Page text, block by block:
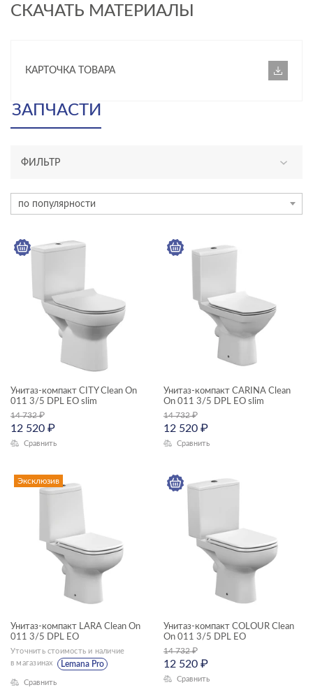
СКАЧАТЬ МАТЕРИАЛЫ
КАРТОЧКА ТОВАРА
ЗАПЧАСТИ
ФИЛЬТР
новинка
унитазы, биде, писсуары
ТИП ПРОДУКТА
унитазы-компакты
ЦЕНА, ₽
ГАБАРИТЫ
Высота, см
ЦВЕТ
по популярности
Унитаз-компакт CITY Clean On
011 3/5 DPL EO slim
14 732₽
12 520 ₽
Сравнить
Унитаз-компакт CARINA Clean
On 011 3/5 DPL EO slim
14 732₽
12 520 ₽
Сравнить
Эксклюзив
Унитаз-компакт LARA Clean On
011 3/5 DPL EO
Уточнить стоимость и наличие
в магазинах
Lemana Pro
Сравнить
Унитаз-компакт COLOUR Clean
On 011 3/5 DPL EO
14 732₽
12 520 ₽
Сравнить